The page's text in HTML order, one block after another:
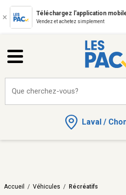
Téléchargez l'application
Vendez et achetez simplement
Laval /
Que cherchez-vous?
Accueil / Véhicules / Récréatifs